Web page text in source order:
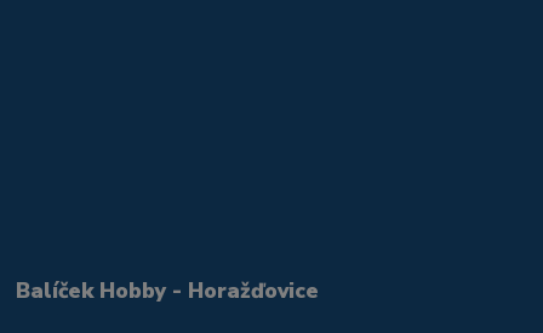
Balíček Hobby - Horažďovice